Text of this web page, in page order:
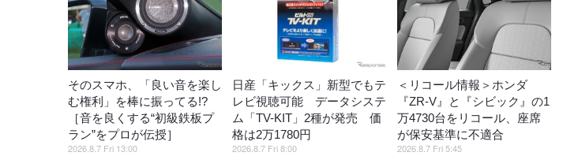
そのスマホ、「良い音を楽し
む権利」を棒に振ってる!?
［音を良くする“初級鉄板プ
ラン”をプロが伝授］
2026.8.7 Fri 13:00
日産「キックス」新型でもテ
レビ視聴可能 データシステ
ム「TV-KIT」2種が発売 価
格は2万1780円
2026.8.7 Fri 8:00
＜リコール情報＞ホンダ
『ZR-V』と『シビック』の1
万4730台をリコール、座席
が保安基準に不適合
2026.8.7 Fri 5:45